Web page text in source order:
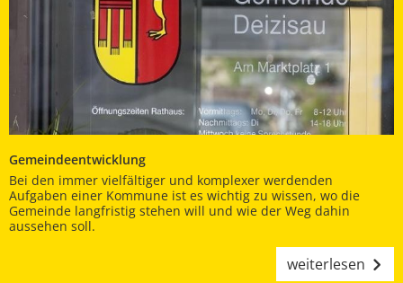
Gemeindeentwicklung
Bei den immer vielfältiger und komplexer werdenden
Aufgaben einer Kommune ist es wichtig zu wissen, wo die
Gemeinde langfristig stehen will und wie der Weg dahin
aussehen soll.
weiterlesen